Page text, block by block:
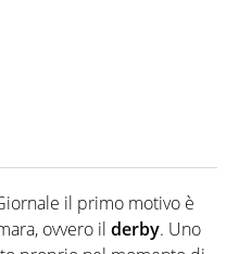
il primo motivo è
ovvero il derby. Uno